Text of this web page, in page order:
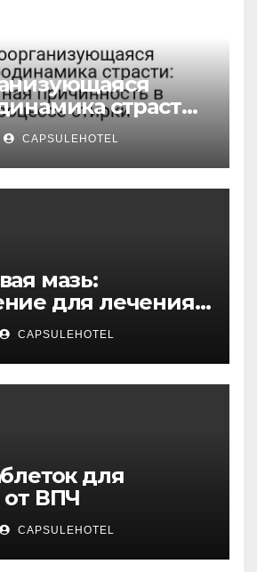
страсти:
причинность в
стирки
CAPSULEHOTEL
мазь:
для лечения
CAPSULEHOTEL
для
ВПЧ
CAPSULEHOTEL